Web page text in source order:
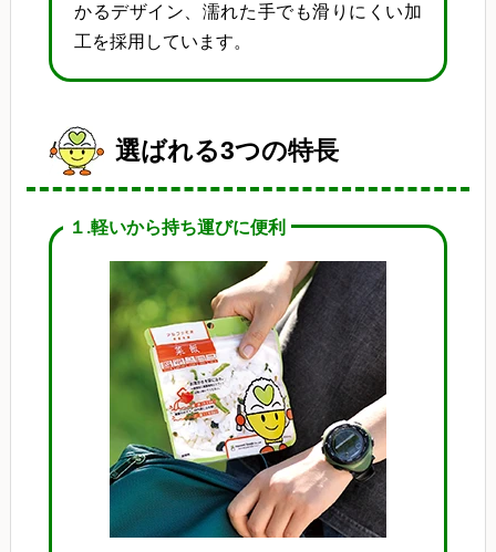
かるデザイン、濡れた手でも滑りにくい加
工を採用しています。
選ばれる3つの特長
１.軽いから持ち運びに便利